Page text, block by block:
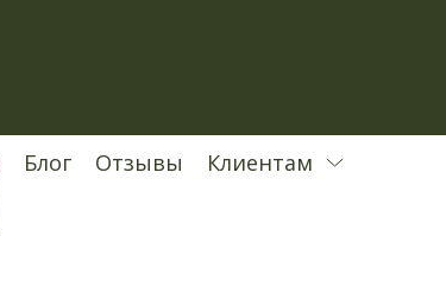
Блог Отзывы Клиентам